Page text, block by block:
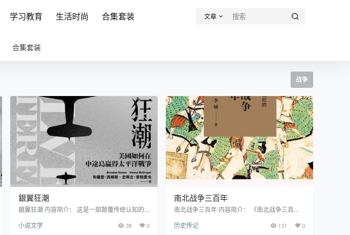
学习教育 生活时尚 合集套装 文章
合集套装
战争
銀翼狂潮
銀翼狂潮 内容简介： 这是一部颠覆传统认知的
于"幸运女神眷顾"的观点不同，作者布兰登·西姆
小说文学 38 0
南北战争三百年
南北战争三百年 内容简介： 《南北战争三百
的历史真相,揭示血与剑的乱世图景。 我们对古
历史传记 131 0